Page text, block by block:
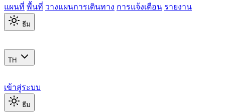
แผนที่ พื้นที่ วางแผนการเดินทาง การแจ้งเตือน รายงาน
ธีม
TH
เข้าสู่ระบบ
ธีม